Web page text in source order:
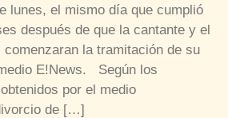
lunes, el mismo día que cumplió
después de que la cantante y el
comenzaran la tramitación de su
E!News. Según los
por el medio
de […]